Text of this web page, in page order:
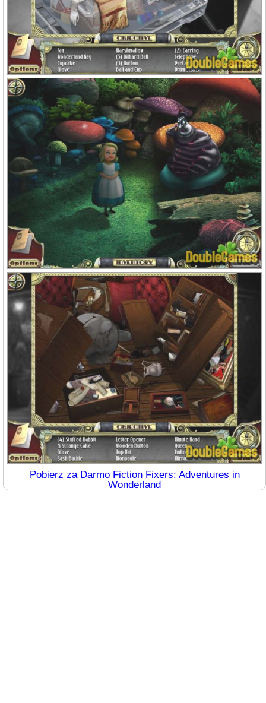
Pobierz za Darmo Fiction Fixers: Adventures in
Wonderland